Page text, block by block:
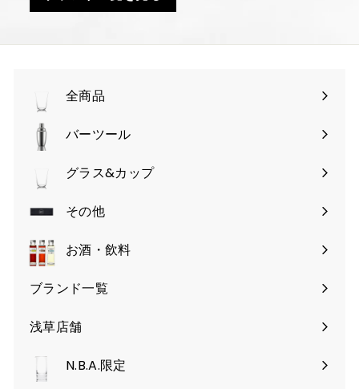
全商品
バーツール
サ
メ
ニ
ー
を
く
グラス&カップ
サ
ブ
ニ
ュ
ー
を
く
その他
サ
ブ
メ
ニ
ー
を
開
お酒・飲料
ブランド一覧
浅草店舗
N.B.A.限定